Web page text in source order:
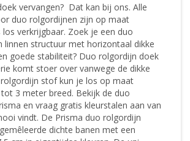
vervangen? Dat kan bij ons. Alle
duo rolgordijnen zijn op maat
verkrijgbaar. Zoek je een duo
linnen structuur met horizontaal dikke
goede stabiliteit? Duo rolgordijn doek
komt stoer over vanwege de dikke
stof kun je los op maat
3 meter breed. Bekijk de duo
en vraag gratis kleurstalen aan van
vindt. De Prisma duo rolgordijn
dichte banen met een